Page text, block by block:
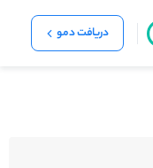
دریافت دمو